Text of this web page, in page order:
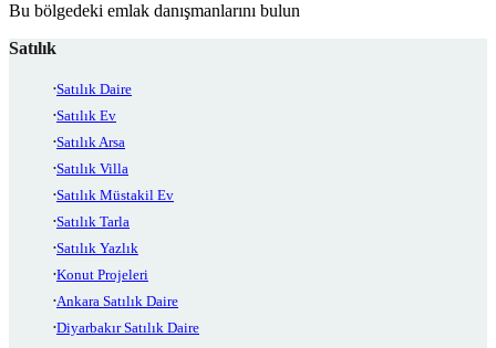
Bu bölgedeki emlak danışmanlarını bulun
Satılık
Satılık Daire
Satılık Ev
Satılık Arsa
Satılık Villa
Satılık Müstakil Ev
Satılık Tarla
Satılık Yazlık
Konut Projeleri
Ankara Satılık Daire
Diyarbakır Satılık Daire